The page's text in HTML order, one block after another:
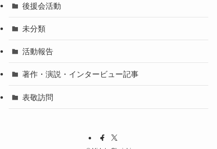
後援会活動
未分類
活動報告
著作・演説・インタービュー記事
表敬訪問